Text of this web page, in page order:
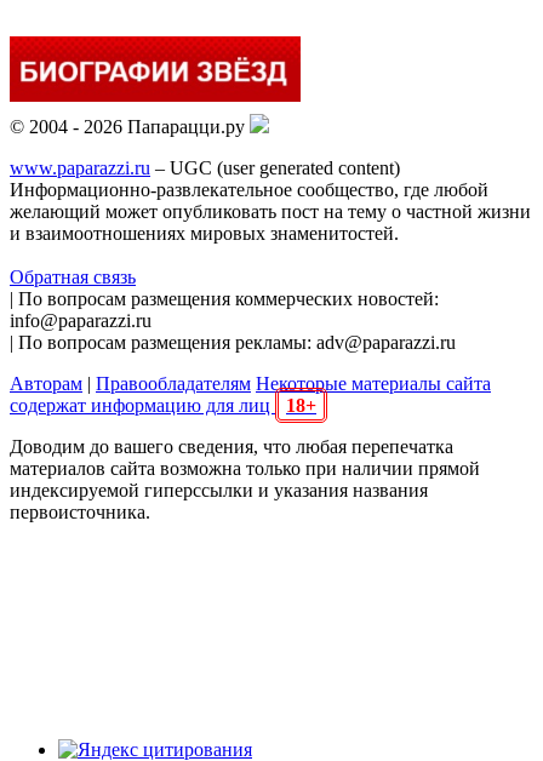
© 2004 - 2026 Папарацци.ру
www.paparazzi.ru – UGC (user generated content)
Информационно-развлекательное сообщество, где любой
желающий может опубликовать пост на тему о частной жизни
и взаимоотношениях мировых знаменитостей.
Обратная связь
| По вопросам размещения коммерческих новостей:
info@paparazzi.ru
| По вопросам размещения рекламы: adv@paparazzi.ru
Авторам | Правообладателям Некоторые материалы сайта
содержат информацию для лиц
18+
Доводим до вашего сведения, что любая перепечатка
материалов сайта возможна только при наличии прямой
индексируемой гиперссылки и указания названия
первоисточника.